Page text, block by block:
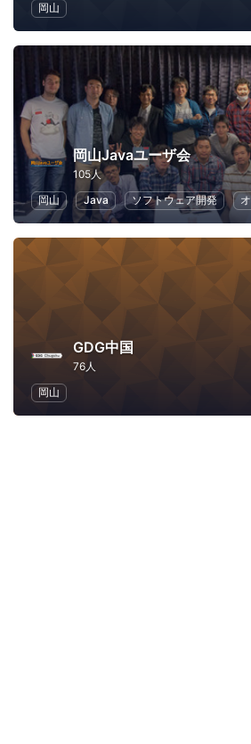
岡山
岡山Javaユーザ会
105人
岡山
Java ソフトウェア開発
GDG中国
76人
岡山